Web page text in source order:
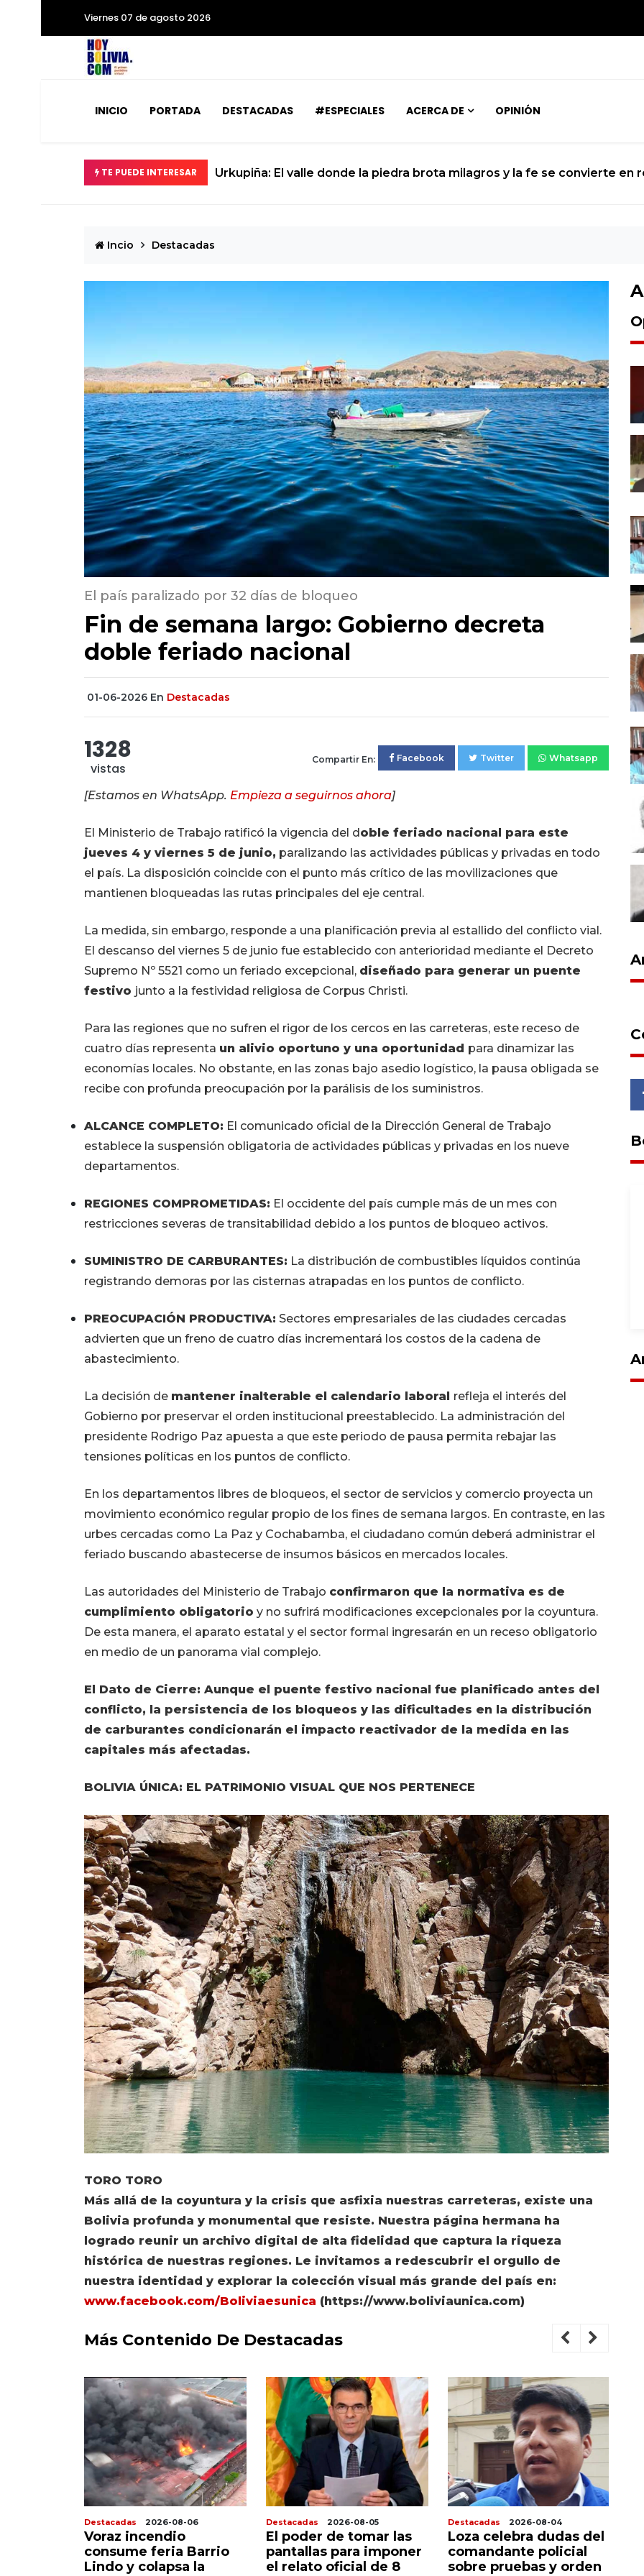
Viernes 07 de agosto 2026
INICIO PORTADA DESTACADAS #ESPECIALES ACERCA DE OPINIÓN
TE PUEDE INTERESAR
en realidad La ciencia se prepara para el histórico sobrevuelo
Incio Destacadas
El país paralizado por 32 días de bloqueo
Fin de semana largo: Gobierno decreta
doble feriado nacional
01-06-2026 En Destacadas
1328
vistas
Compartir En: Facebook Twitter Whatsapp
[Estamos en WhatsApp. Empieza a seguirnos ahora]
El Ministerio de Trabajo ratificó la vigencia del doble feriado nacional para este
jueves 4 y viernes 5 de junio, paralizando las actividades públicas y privadas en todo
el país. La disposición coincide con el punto más crítico de las movilizaciones que
mantienen bloqueadas las rutas principales del eje central.
La medida, sin embargo, responde a una planificación previa al estallido del conflicto vial.
El descanso del viernes 5 de junio fue establecido con anterioridad mediante el Decreto
Supremo Nº 5521 como un feriado excepcional, diseñado para generar un puente
festivo junto a la festividad religiosa de Corpus Christi.
Para las regiones que no sufren el rigor de los cercos en las carreteras, este receso de
cuatro días representa un alivio oportuno y una oportunidad para dinamizar las
economías locales. No obstante, en las zonas bajo asedio logístico, la pausa obligada se
recibe con profunda preocupación por la parálisis de los suministros.
ALCANCE COMPLETO: El comunicado oficial de la Dirección General de Trabajo
establece la suspensión obligatoria de actividades públicas y privadas en los nueve
departamentos.
REGIONES COMPROMETIDAS: El occidente del país cumple más de un mes con
restricciones severas de transitabilidad debido a los puntos de bloqueo activos.
SUMINISTRO DE CARBURANTES: La distribución de combustibles líquidos continúa
registrando demoras por las cisternas atrapadas en los puntos de conflicto.
PREOCUPACIÓN PRODUCTIVA: Sectores empresariales de las ciudades cercadas
advierten que un freno de cuatro días incrementará los costos de la cadena de
abastecimiento.
La decisión de mantener inalterable el calendario laboral refleja el interés del
Gobierno por preservar el orden institucional preestablecido. La administración del
presidente Rodrigo Paz apuesta a que este periodo de pausa permita rebajar las
tensiones políticas en los puntos de conflicto.
En los departamentos libres de bloqueos, el sector de servicios y comercio proyecta un
movimiento económico regular propio de los fines de semana largos. En contraste, en las
urbes cercadas como La Paz y Cochabamba, el ciudadano común deberá administrar el
feriado buscando abastecerse de insumos básicos en mercados locales.
Las autoridades del Ministerio de Trabajo confirmaron que la normativa es de
cumplimiento obligatorio y no sufrirá modificaciones excepcionales por la coyuntura.
De esta manera, el aparato estatal y el sector formal ingresarán en un receso obligatorio
en medio de un panorama vial complejo.
El Dato de Cierre: Aunque el puente festivo nacional fue planificado antes del
conflicto, la persistencia de los bloqueos y las dificultades en la distribución
de carburantes condicionarán el impacto reactivador de la medida en las
capitales más afectadas.
BOLIVIA ÚNICA: EL PATRIMONIO VISUAL QUE NOS PERTENECE
TORO TORO
Más allá de la coyuntura y la crisis que asfixia nuestras carreteras, existe una
Bolivia profunda y monumental que resiste. Nuestra página hermana ha
logrado reunir un archivo digital de alta fidelidad que captura la riqueza
histórica de nuestras regiones. Le invitamos a redescubrir el orgullo de
nuestra identidad y explorar la colección visual más grande del país en:
www.facebook.com/Boliviaesunica (https://www.boliviaunica.com)
Más Contenido De Destacadas
Destacadas 2026-08-06
Voraz incendio
consume feria Barrio
Lindo y colapsa la
Destacadas 2026-08-05
El poder de tomar las
pantallas para imponer
el relato oficial de 8
Destacadas 2026-08-04
Loza celebra dudas del
comandante policial
sobre pruebas y orden